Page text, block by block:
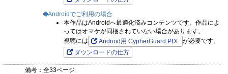
Androidでご利用の場合
本作品はAndroidへ最適化済みコンテンツです。作品によ
ってはオマケが同梱されていない場合があります。
視聴には
Android用 CypherGuard PDF が必要です。
ダウンロードの仕方
備考： 全33ページ